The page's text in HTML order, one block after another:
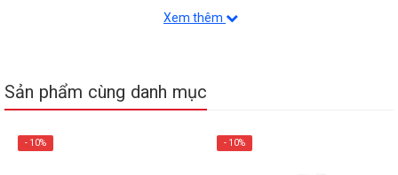
Xem thêm
Sản phẩm cùng danh mục
- 10% - 10%